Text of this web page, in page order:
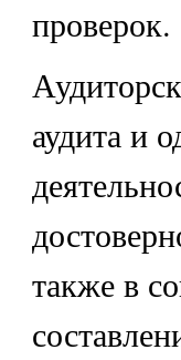
проверок.
аудита и
также в